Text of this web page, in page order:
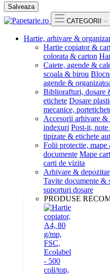
Salveaza
CATEGORII
Hartie, arhivare &
Hartie copiator &
colorata & carton
Caiete, agende &
scoala & birou
agende &
Bibliorafturi, dosare
etichete Dosare
mecanice,
Accesorii arhivare &
indexuri Post-it,
tipizate & etichete
Folii protectie,
documente Mape
carti de vizita
Arhivare &
Tavite documente &
suporturi dosare
PRODUSE